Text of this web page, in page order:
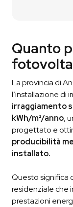
Quanto
La provincia di
l’installazione di
irraggiamento
kWh/m²/anno,
progettato e
producibilità
installato.
Questo significa
residenziale che
prestazioni